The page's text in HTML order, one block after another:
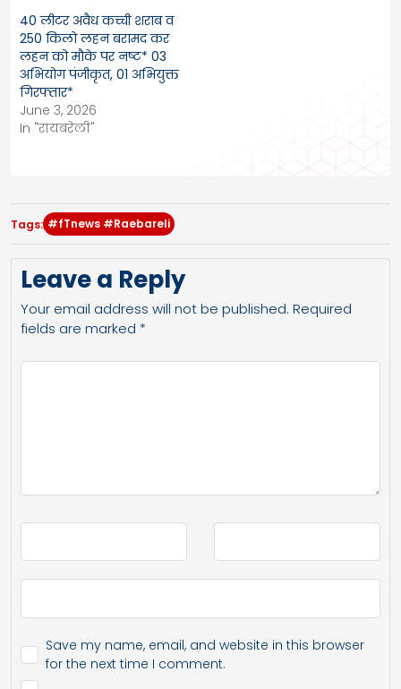
40 लीटर अवैध कच्ची शराब व
250 किलो लहन बरामद कर
लहन को मौके पर नष्ट* 03
अभियोग पंजीकृत, 01 अभियुक्त
गिरफ्तार*
June 3, 2026
In "रायबरेली"
Tags: #fTnews #Raebareli
Leave a Reply
Your email address will not be published. Required
fields are marked *
Save my name, email, and website in this browser
for the next time I comment.